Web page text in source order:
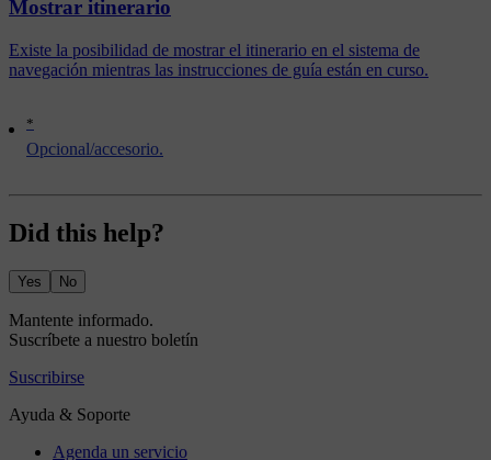
*
Opcional/accesorio.
Mostrar itinerario
Existe la posibilidad de mostrar el itinerario en el sistema de
navegación mientras las instrucciones de guía están en curso.
Did this help?
Yes No